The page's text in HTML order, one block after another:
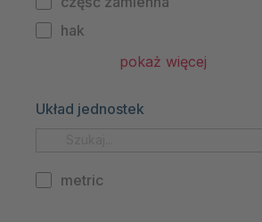
hak
ogniwo główne
skracacz
łańcuch
pokaż więcej
Układ jednostek
metric